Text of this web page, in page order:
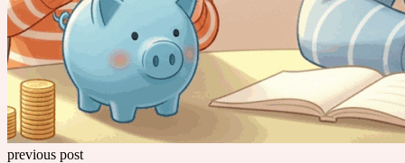
previous post